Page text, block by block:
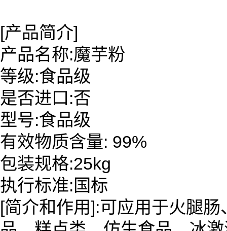
[产品简介]
产品名称:魔芋粉
等级:食品级
是否进口:否
型号:食品级
有效物质含量: 99%
包装规格:25kg
执行标准:国标
[简介和作用]:可应用于火腿